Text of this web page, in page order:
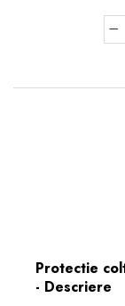
Protectie
- Descriere